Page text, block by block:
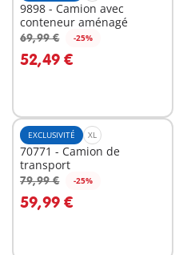
9898 - Camion avec
conteneur aménagé
69,99 € -25%
52,49 €
Au panier
EXCLUSIVITÉ XL
70771 - Camion de
transport
79,99 € -25%
59,99 €
Au panier